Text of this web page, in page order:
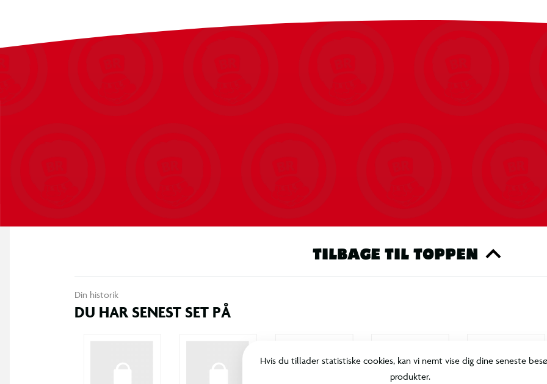
tid og gør vandplejen overskuelig. Mindre gætværk, mindre bøvl og mere sjov.
TILBAGE TIL TOPPEN
Din historik
DU HAR SENEST SET PÅ
Hvis du tillader statistiske cookies, kan vi nemt vise dig dine seneste
produkter.